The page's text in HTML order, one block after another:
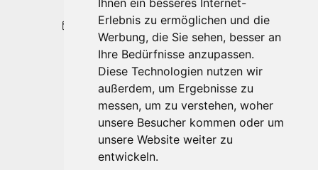
Ihnen ein besseres Internet-
Erlebnis zu ermöglichen und die
Werbung, die Sie sehen, besser an
Ihre Bedürfnisse anzupassen.
Diese Technologien nutzen wir
außerdem, um Ergebnisse zu
messen, um zu verstehen, woher
unsere Besucher kommen oder um
unsere Website weiter zu
entwickeln.
info@motorradverleih-suedtirol.it
Lage & Anfahrt
Motorrad ausleihen
Vertrag